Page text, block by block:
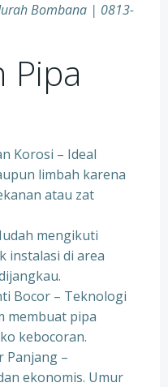
Bombana | 0813-
Pipa
Korosi – Ideal
limbah karena
atau zat
mengikuti
instalasi di area
Bocor – Teknologi
membuat pipa
kebocoran.
Panjang –
ekonomis. Umur